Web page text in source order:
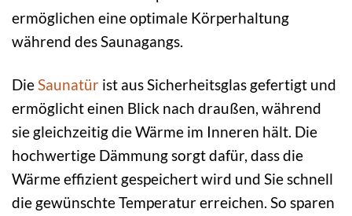
ermöglichen eine optimale Körperhaltung
während des Saunagangs.
DieSaunatür ist aus Sicherheitsglas gefertigt und
ermöglicht einen Blick nach draußen, während
sie gleichzeitig die Wärme im Inneren hält. Die
hochwertige Dämmung sorgt dafür, dass die
Wärme effizient gespeichert wird und Sie schnell
die gewünschte Temperatur erreichen. So sparen